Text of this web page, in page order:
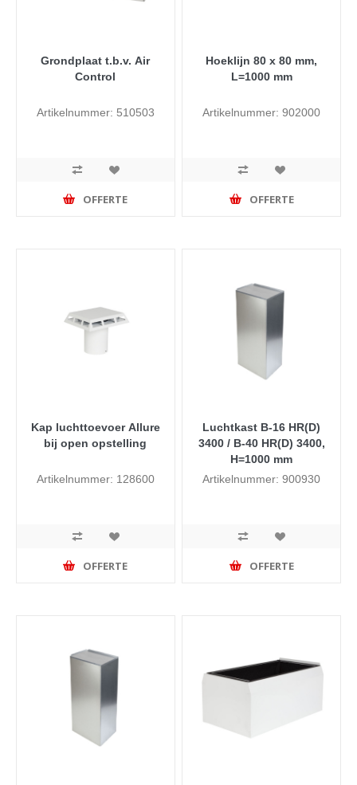
Grondplaat t.b.v. Air
Control
Artikelnummer: 510503
OFFERTE
Hoeklijn 80 x 80 mm,
L=1000 mm
Artikelnummer: 902000
OFFERTE
Kap luchttoevoer Allure
bij open opstelling
Artikelnummer: 128600
OFFERTE
Luchtkast B-16 HR(D)
3400 / B-40 HR(D) 3400,
H=1000 mm
Artikelnummer: 900930
OFFERTE